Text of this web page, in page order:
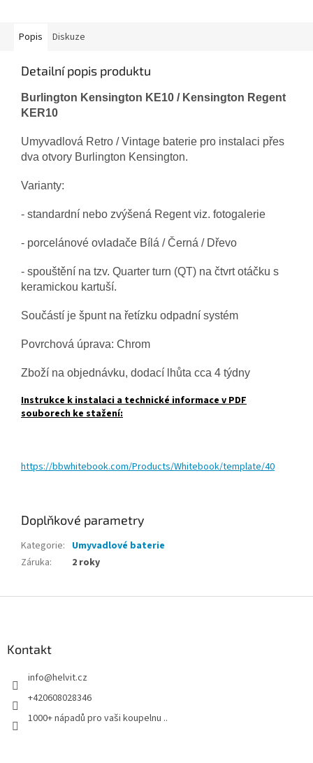
Popis Diskuze
Detailní popis produktu
Burlington Kensington KE10 / Kensington Regent
KER10
Umyvadlová Retro / Vintage baterie pro instalaci přes
dva otvory Burlington Kensington.
Varianty:
- standardní nebo zvýšená Regent viz. fotogalerie
- porcelánové ovladače Bílá / Černá / Dřevo
- spouštění na tzv. Quarter turn (QT) na čtvrt otáčku s
keramickou kartuší.
Součástí je špunt na řetízku odpadní systém
Povrchová úprava: Chrom
Zboží na objednávku, dodací lhůta cca 4 týdny
Instrukce k instalaci a technické informace v PDF
souborech ke stažení:
https://bbwhitebook.com/Products/Whitebook/template/40
Doplňkové parametry
Kategorie: Umyvadlové baterie
Záruka: 2 roky
Kontakt
info@helvit.cz
+420608028346
1000+ nápadů pro vaši koupelnu ..